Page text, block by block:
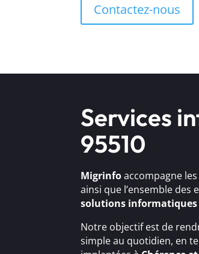
Contactez-nous
Services
95510
Migrinfoaccompagne
ainsi que l’ensemble
solutions informatiques
Notre objectif est de
simple au quotidien, en